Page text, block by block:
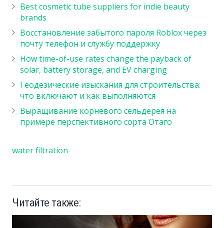
Best cosmetic tube suppliers for indie beauty
brands
Восстановление забытого пароля Roblox через
почту телефон и службу поддержку
How time-of-use rates change the payback of
solar, battery storage, and EV charging
Геодезические изыскания для строительства:
что включают и как выполняются
Выращивание корневого сельдерея на
примере перспективного сорта Отаго
water filtration
Читайте также: